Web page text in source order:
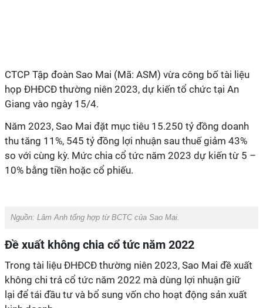
CTCP Tập đoàn Sao Mai (Mã: ASM) vừa công bố tài liệu
họp ĐHĐCĐ thường niên 2023, dự kiến tổ chức tại An
Giang vào ngày 15/4.
Năm 2023, Sao Mai đặt mục tiêu 15.250 tỷ đồng doanh
thu tăng 11%, 545 tỷ đồng lợi nhuận sau thuế giảm 43%
so với cùng kỳ. Mức chia cổ tức năm 2023 dự kiến từ 5 –
10% bằng tiền hoặc cổ phiếu.
Nguồn: Lâm Anh tổng hợp từ BCTC của Sao Mai.
Đề xuất không chia cổ tức năm 2022
Trong tài liệu ĐHĐCĐ thường niên 2023, Sao Mai đề xuất
không chi trả cổ tức năm 2022 mà dùng lợi nhuận giữ
lại để tái đầu tư và bổ sung vốn cho hoạt động sản xuất